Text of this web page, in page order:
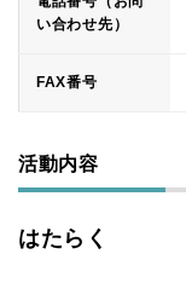
い合わせ先）
FAX番号
活動内容
はたらく